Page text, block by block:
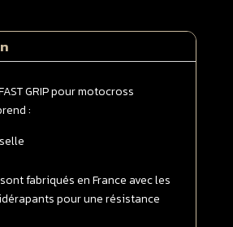
GRIP pour motocross
:
fabriqués en France avec les
pour une résistance